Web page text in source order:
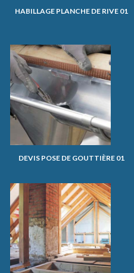
HABILLAGE PLANCHE DE RIVE 01
DEVIS POSE DE GOUTTIÈRE 01